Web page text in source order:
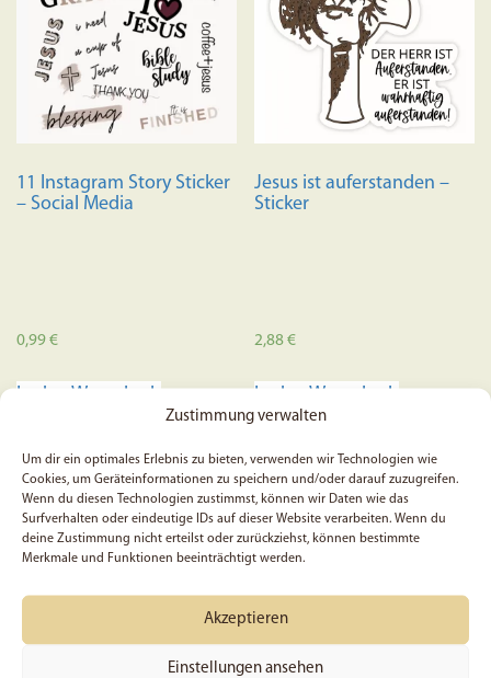
Zustimmung verwalten
Um dir ein optimales Erlebnis zu bieten, verwenden wir Technologien wie
Cookies, um Geräteinformationen zu speichern und/oder darauf zuzugreifen.
Wenn du diesen Technologien zustimmst, können wir Daten wie das
Surfverhalten oder eindeutige IDs auf dieser Website verarbeiten. Wenn du
deine Zustimmung nicht erteilst oder zurückziehst, können bestimmte
Merkmale und Funktionen beeinträchtigt werden.
Akzeptieren
Einstellungen ansehen
11 Instagram Story Sticker
– Social Media
0,99€
In den Warenkorb
Jesus ist auferstanden –
Sticker
2,88€
In den Warenkorb